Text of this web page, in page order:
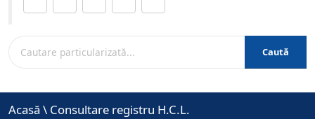
Caută
Acasă \ Consultare registru H.C.L.